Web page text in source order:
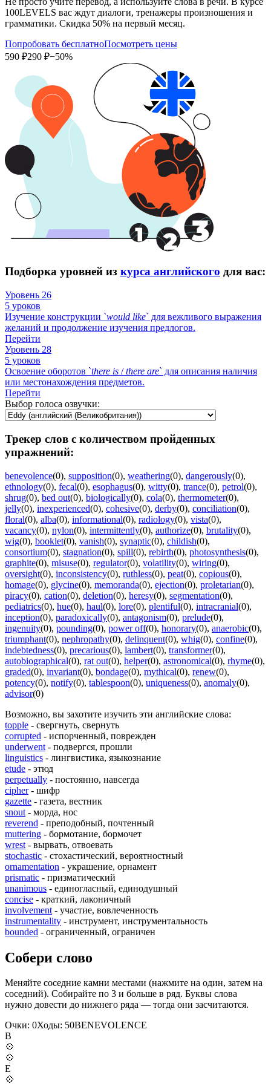
100LEVELS вас ждут диалоги, тренажеры произношения и
грамматики. Скидка 50% на первый месяц.
Попробовать бесплатноПосмотреть цены
590 ₽290 ₽−50%
Подборка уровней из курса английского для вас:
Уровень 26
5 уроков
Изучение конструкции `would like` для вежливого выражения
желаний и продолжение изучения предлогов.
Перейти
Уровень 28
5 уроков
Освоение оборотов `there is /there are` для описания наличия
или местонахождения предметов.
Перейти
Выбор голоса озвучки:
Трекер слов с количеством пройденных
упражнений:
benevolence(0), supposition(0), weathering(0), dangerously(0),
ethnology(0), fecal(0), esophagus(0), witty(0), trance(0), petrol(0),
shrug(0), bed out(0), biologically(0), cola(0), thermometer(0),
jelly(0), inexperienced(0), cohesive(0), derby(0), conciliation(0),
floral(0), alba(0), informational(0), radiology(0), vista(0),
vacancy(0), nylon(0), intermittently(0), authorize(0), brutality(0),
wig(0), booklet(0), vanish(0), synaptic(0), childish(0),
consortium(0), stagnation(0), spill(0), rebirth(0), photosynthesis(0),
graphite(0), misuse(0), regulator(0), volatility(0), wiring(0),
oversight(0), inconsistency(0), ruthless(0), peat(0), copious(0),
homage(0), glycine(0), memoranda(0), ejection(0), proletarian(0),
piracy(0), cation(0), deletion(0), heresy(0), segmentation(0),
pediatrics(0), hue(0), haul(0), lore(0), plentiful(0), intracranial(0),
inception(0), paradoxically(0), antagonism(0), prelude(0),
ingenuity(0), pounding(0), power off(0), honorary(0), anaerobic(0),
triumphant(0), nephropathy(0), delinquent(0), whig(0), confine(0),
indebtedness(0), precarious(0), lambert(0), transformer(0),
autobiographical(0), rat out(0), helper(0), astronomical(0), rhyme(0),
graded(0), invariant(0), bondage(0), mythical(0), renew(0),
potency(0), notify(0), tablespoon(0), uniqueness(0), anomaly(0),
advisor(0)
Возможно, вы захотите изучить эти английские слова:
topple - свергнуть, свернуть
corrupted - испорченный, поврежден
underwent - подвергся, прошли
linguistics - лингвистика, языкознание
etude - этюд
perpetually - постоянно, навсегда
cipher- шифр
gazette - газета, вестник
snout - морда, нос
reverend - преподобный, почтенный
muttering - бормотание, бормочет
wrest - вырвать, отвоевать
stochastic - стохастический, вероятностный
ornamentation - украшение, орнамент
prismatic - призматический
unanimous - единогласный, единодушный
concise - краткий, лаконичный
involvement - участие, вовлеченность
instrumentality - инструмент, инструментальность
bounded - ограниченный, ограничен
Собери слово
Меняйте соседние камни местами (нажмите на один, затем на
соседний). Собирайте по 3 и больше в ряд. Буквы слова
нужно довести до нижнего ряда — тогда они засчитаются.
Очки: 0Ходы: 50BENEVOLENCE
B
💠
💠
E
💠